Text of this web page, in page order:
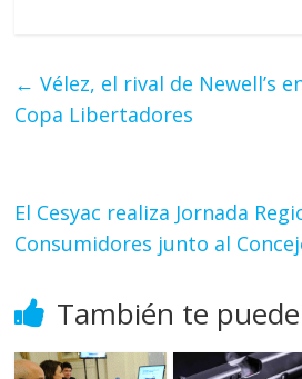
← Vélez, el rival de Newell’s
Copa Libertadores
El Cesyac realiza Jornada
Consumidores junto al
También te